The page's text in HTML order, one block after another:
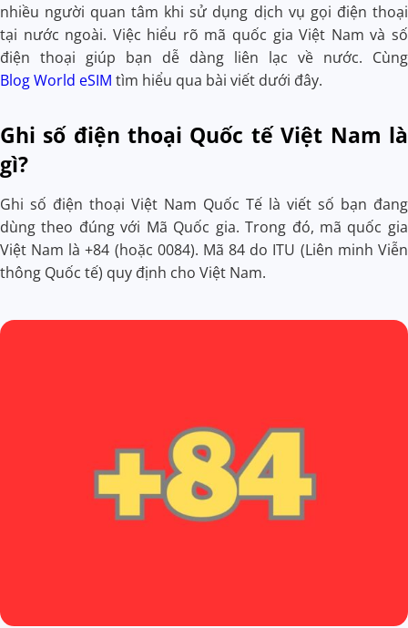
nhiều người quan tâm khi sử dụng dịch vụ gọi điện thoại
tại nước ngoài. Việc hiểu rõ mã quốc gia Việt Nam và số
điện thoại giúp bạn dễ dàng liên lạc về nước. Cùng
Blog World eSIM tìm hiểu qua bài viết dưới đây.
Ghi số điện thoại Quốc tế Việt Nam là
gì?
Ghi số điện thoại Việt Nam Quốc Tế là viết số bạn đang
dùng theo đúng với Mã Quốc gia. Trong đó, mã quốc gia
Việt Nam là +84 (hoặc 0084). Mã 84 do ITU (Liên minh Viễn
thông Quốc tế) quy định cho Việt Nam.